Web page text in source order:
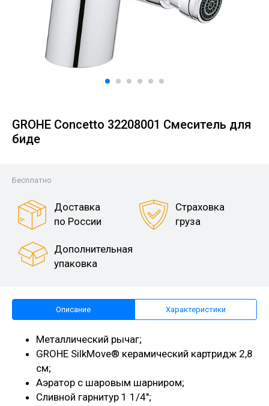
GROHE Concetto 32208001 Смеситель для
биде
Бесплатно
Доставка
по России
Страховка
груза
Дополнительная
упаковка
Описание Характеристики
Металлический рычаг;
GROHE SilkMove® керамический картридж 2,8
см;
Аэратор с шаровым шарниром;
Сливной гарнитур 1 1/4";